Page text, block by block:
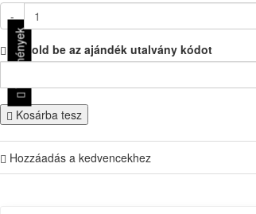
-
Másold be az ajándék utalvány kódot
Kosárba tesz
Hozzáadás a kedvencekhez
Vélemények